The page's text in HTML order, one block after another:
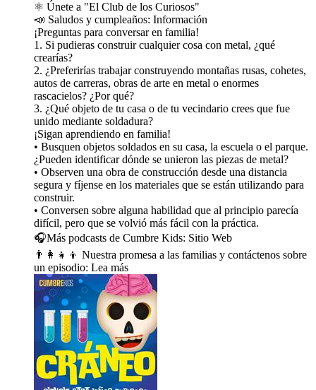
⚛️ Únete a "⁠⁠⁠⁠⁠⁠⁠⁠⁠⁠⁠⁠⁠⁠⁠⁠⁠⁠⁠⁠⁠⁠⁠⁠El Club de los Curiosos⁠⁠⁠⁠⁠⁠⁠⁠⁠⁠⁠⁠⁠⁠⁠⁠⁠⁠⁠⁠⁠⁠⁠⁠"
📣 Saludos y cumpleaños: ⁠⁠⁠⁠⁠⁠⁠⁠⁠⁠⁠⁠⁠⁠⁠⁠⁠⁠⁠⁠⁠⁠⁠⁠⁠⁠⁠⁠⁠⁠⁠⁠⁠⁠⁠⁠⁠⁠⁠⁠⁠⁠⁠⁠⁠⁠⁠⁠⁠⁠⁠⁠⁠⁠⁠⁠⁠⁠⁠⁠⁠⁠⁠⁠⁠⁠⁠⁠⁠⁠⁠⁠⁠⁠⁠⁠⁠⁠⁠⁠⁠⁠⁠⁠⁠⁠Información⁠⁠⁠⁠⁠⁠⁠⁠⁠⁠⁠⁠⁠⁠⁠⁠⁠⁠⁠⁠⁠⁠⁠⁠⁠⁠⁠
¡Preguntas para conversar en familia!
1. Si pudieras construir cualquier cosa con metal, ¿qué
crearías?
2. ¿Preferirías trabajar construyendo montañas rusas, cohetes,
autos de carreras, obras de arte en metal o enormes
rascacielos? ¿Por qué?
3. ¿Qué objeto de tu casa o de tu vecindario crees que fue
unido mediante soldadura?
¡Sigan aprendiendo en familia!
• Busquen objetos soldados en su casa, la escuela o el parque.
¿Pueden identificar dónde se unieron las piezas de metal?
• Observen una obra de construcción desde una distancia
segura y fíjense en los materiales que se están utilizando para
construir.
• Conversen sobre alguna habilidad que al principio parecía
difícil, pero que se volvió más fácil con la práctica.
🎧Más podcasts de Cumbre Kids: ⁠⁠⁠⁠⁠⁠⁠⁠⁠⁠⁠⁠⁠⁠⁠⁠⁠⁠⁠⁠⁠⁠⁠⁠⁠⁠⁠⁠⁠⁠⁠⁠⁠⁠⁠⁠⁠⁠⁠⁠⁠⁠⁠⁠⁠⁠⁠⁠⁠⁠⁠⁠⁠⁠⁠⁠⁠⁠⁠⁠⁠⁠⁠⁠⁠⁠⁠⁠⁠⁠⁠⁠⁠⁠⁠⁠⁠⁠⁠Sitio Web⁠⁠⁠⁠⁠⁠⁠⁠⁠⁠⁠⁠⁠⁠⁠⁠⁠⁠⁠⁠⁠
👨‍👩‍👧‍👦 Nuestra promesa a las familias y contáctenos sobre
un episodio: ⁠⁠⁠⁠⁠⁠⁠⁠⁠⁠⁠⁠⁠⁠⁠⁠⁠⁠⁠Lea más⁠